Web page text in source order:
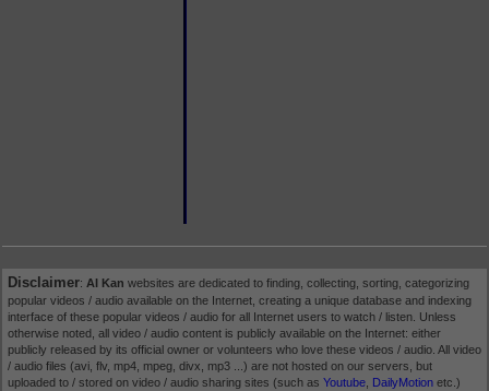
Disclaimer: AI Kan websites are dedicated to finding, collecting, sorting, categorizing
popular videos / audio available on the Internet, creating a unique database and indexing
interface of these popular videos / audio for all Internet users to watch / listen. Unless
otherwise noted, all video / audio content is publicly available on the Internet: either
publicly released by its official owner or volunteers who love these videos / audio. All video
/ audio files (avi, flv, mp4, mpeg, divx, mp3 ...) are not hosted on our servers, but
uploaded to / stored on video / audio sharing sites (such as Youtube DailyMotion etc.)